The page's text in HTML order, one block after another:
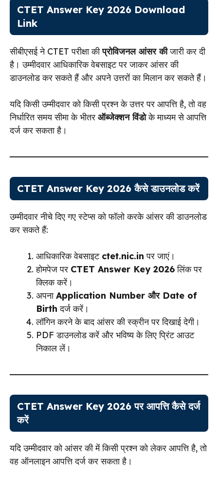
CTET Answer Key 2026 Download
Link
सीबीएसई ने CTET परीक्षा कीप्रोविजनल आंसर कीजारी कर दी
है। उम्मीदवार आधिकारिक वेबसाइट पर जाकर आंसर की
डाउनलोड कर सकते हैं और अपने उत्तरों का मिलान कर सकते हैं।
यदि किसी उम्मीदवार को किसी प्रश्न के उत्तर पर आपत्ति है, तो वह
निर्धारित समय सीमा के भीतर ऑब्जेक्शन विंडोके माध्यम से आपत्ति
दर्ज कर सकता है।
CTET Answer Key 2026 कैसे डाउनलोड करें
उम्मीदवार नीचे दिए गए स्टेप्स को फॉलो करके आंसर की डाउनलोड
कर सकते हैं:
आधिकारिक वेबसाइट ctet.nic.in पर जाएं।
होमपेज पर CTET Answer Key 2026लिंक पर
क्लिक करें।
अपनाApplication Number और Date of
Birth दर्ज करें।
लॉगिन करने के बाद आंसर की स्क्रीन पर दिखाई देगी।
PDF डाउनलोड करें और भविष्य के लिए प्रिंट आउट
निकाल लें।
CTET Answer Key 2026 पर आपत्ति कैसे दर्ज
करें
यदि उम्मीदवार को आंसर की में किसी प्रश्न को लेकर आपत्ति है, तो
वह ऑनलाइन आपत्ति दर्ज कर सकता है।